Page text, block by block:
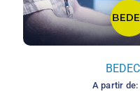
A partir de: